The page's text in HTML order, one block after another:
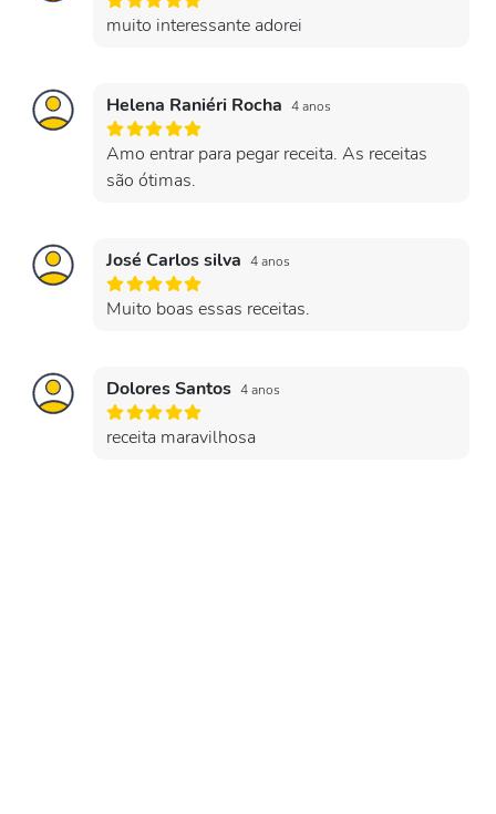
muito interessante adorei
Helena Raniéri Rocha 4 anos
Amo entrar para pegar receita. As receitas
são ótimas.
José Carlos silva 4 anos
Muito boas essas receitas.
Dolores Santos 4 anos
receita maravilhosa